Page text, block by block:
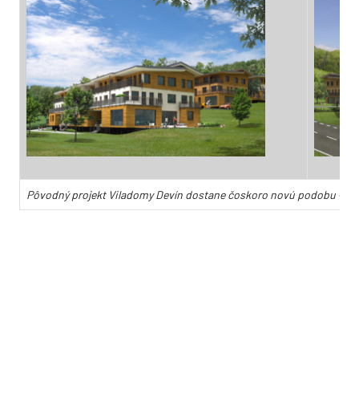
Pôvodný projekt Viladomy Devín dostane čoskoro novú podobu –